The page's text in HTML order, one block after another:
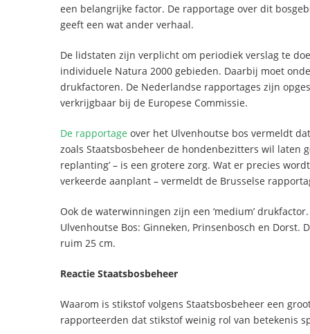
een belangrijke factor. De rapportage over dit
geeft een wat ander verhaal.
De lidstaten zijn verplicht om periodiek verslag te
individuele Natura 2000 gebieden. Daarbij moet
drukfactoren. De Nederlandse rapportages zijn
verkrijgbaar bij de Europese Commissie.
De rapportage over het Ulvenhoutse bos vermeldt dat
zoals Staatsbosbeheer de hondenbezitters wil laten
replanting’ – is een grotere zorg. Wat er precies
verkeerde aanplant – vermeldt de Brusselse
Ook de waterwinningen zijn een ‘medium’
Ulvenhoutse Bos: Ginneken, Prinsenbosch en
ruim 25 cm.
Reactie Staatsbosbeheer
Waarom is stikstof volgens Staatsbosbeheer een
rapporteerden dat stikstof weinig rol van betekenis